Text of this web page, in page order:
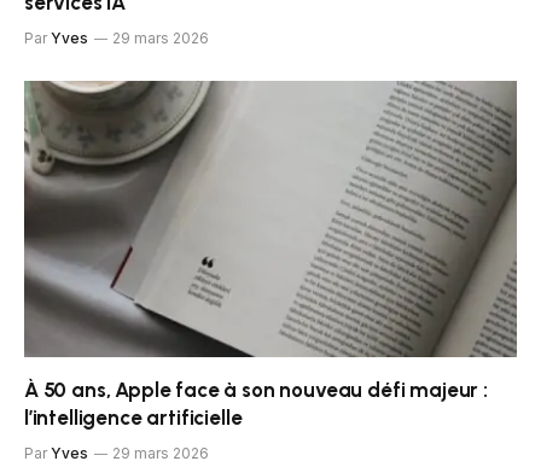
Par Yves 29 mars 2026
À 50 ans, Apple face à son nouveau défi majeur :
l’intelligence artificielle
Par Yves 29 mars 2026